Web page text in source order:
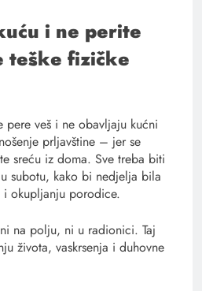
i ne perite
teške fizičke
pere veš i ne obavljaju kućni
prljavštine – jer se
sreću iz doma. Sve treba biti
subotu, kako bi nedjelja bila
i okupljanju porodice.
na polju, ni u radionici. Taj
života, vaskrsenja i duhovne